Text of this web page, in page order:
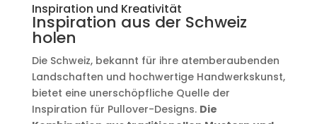
Inspiration und Kreativität
Inspiration aus der Schweiz
holen
Die Schweiz, bekannt für ihre atemberaubenden
Landschaften und hochwertige Handwerkskunst,
bietet eine unerschöpfliche Quelle der
Inspiration für Pullover-Designs. Die